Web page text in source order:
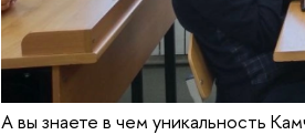
А вы знаете в чем уникальность